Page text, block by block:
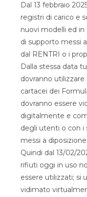
Dal 13 febbraio
registri di carico e
nuovi modelli ed
di supporto messi
dal RENTRI o i
Dalla stessa data
dovranno
cartacei dei
dovranno essere
digitalmente e
degli utenti o con i
messi a
Quindi dal 13/02/
rifiuti oggi in uso
essere utilizzati; si
vidimato